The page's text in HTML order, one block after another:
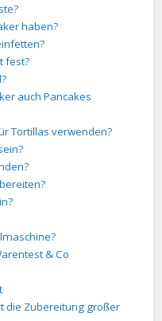
haben?
fest?
auch Pancakes
Tortillas verwenden?
& Co
die Zubereitung großer